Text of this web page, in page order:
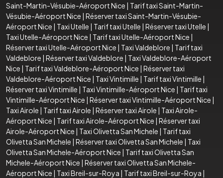
Saint-Martin-Vésubie-Aéroport Nice | Tarif taxi Saint-Martin-
Vésubie-Aéroport Nice | Réserver taxi Saint-Martin-Vésubie-
Aéroport Nice | Taxi Utelle | Tarif taxi Utelle | Réserver taxi Utelle |
Taxi Utelle-Aéroport Nice | Tarif taxi Utelle-Aéroport Nice |
Réserver taxi Utelle-Aéroport Nice | Taxi Valdeblore | Tarif taxi
Valdeblore | Réserver taxi Valdeblore | Taxi Valdeblore-Aéroport
Nice | Tarif taxi Valdeblore-Aéroport Nice | Réserver taxi
Valdeblore-Aéroport Nice | Taxi Vintimille | Tarif taxi Vintimille |
Réserver taxi Vintimille | Taxi Vintimille-Aéroport Nice | Tarif taxi
Vintimille-Aéroport Nice | Réserver taxi Vintimille-Aéroport Nice |
Taxi Airole | Tarif taxi Airole | Réserver taxi Airole | Taxi Airole-
Aéroport Nice | Tarif taxi Airole-Aéroport Nice | Réserver taxi
Airole-Aéroport Nice | Taxi Olivetta San Michele | Tarif taxi
Olivetta San Michele | Réserver taxi Olivetta San Michele | Taxi
Olivetta San Michele-Aéroport Nice | Tarif taxi Olivetta San
Michele-Aéroport Nice | Réserver taxi Olivetta San Michele-
Aéroport Nice | Taxi Breil-sur-Roya | Tarif taxi Breil-sur-Roya |